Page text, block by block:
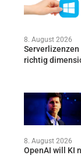
8. August 2026
richtig
8. August 2026
OpenAI will KI